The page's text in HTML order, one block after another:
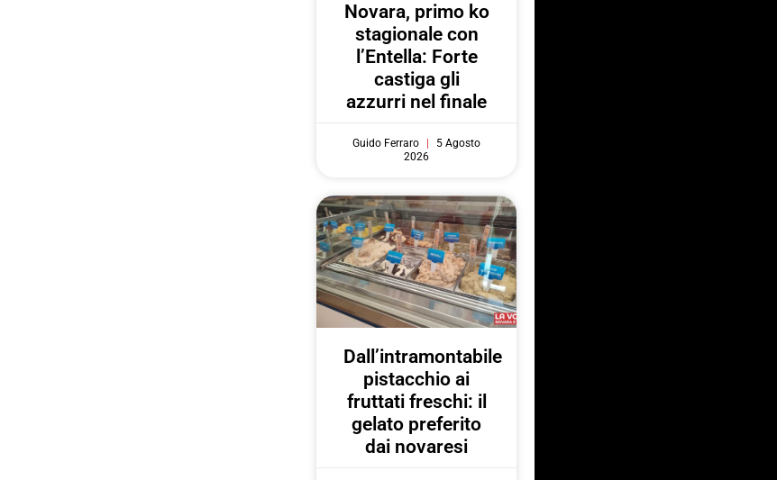
Novara, primo ko
stagionale con
l’Entella: Forte
castiga gli
azzurri nel finale
Guido Ferraro
5 Agosto
2026
Dall’intramontabile
pistacchio ai
fruttati freschi: il
gelato preferito
dai novaresi